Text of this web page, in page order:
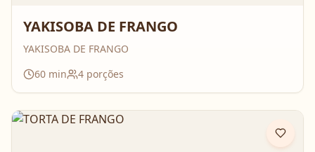
YAKISOBA DE FRANGO
YAKISOBA DE FRANGO
60 min 4 porções